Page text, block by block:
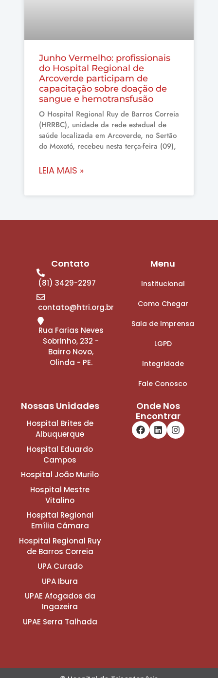
Junho Vermelho: profissionais
do Hospital Regional de
Arcoverde participam de
capacitação sobre doação de
sangue e hemotransfusão
O Hospital Regional Ruy de Barros Correia
(HRRBC), unidade da rede estadual de
saúde localizada em Arcoverde, no Sertão
do Moxotó, recebeu nesta terça-feira (09),
LEIA MAIS »
Contato
(81) 3429-2297
contato@htri.org.br
Rua Farias Neves
Sobrinho, 232 -
Bairro Novo,
Olinda - PE.
Menu
Institucional
Como Chegar
Sala de Imprensa
LGPD
Integridade
Fale Conosco
Nossas Unidades
Hospital Brites de
Albuquerque
Hospital Eduardo
Campos
Hospital João Murilo
Hospital Mestre
Vitalino
Hospital Regional
Emília Câmara
Hospital Regional Ruy
de Barros Correia
UPA Curado
UPA Ibura
UPAE Afogados da
Ingazeira
UPAE Serra Talhada
Onde Nos
Encontrar